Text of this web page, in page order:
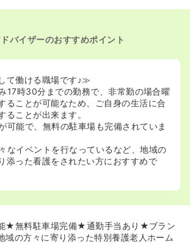
バイザーのおすすめポイント
て働ける職場です♪≫
17時30分までの勤務で、非常勤の場合曜
ることが可能なため、ご自身の生活に合
ることが出来ます。
可能で、無料の駐車場も完備されていま
なイベントを行なっているなど、地域の
添った看護をされたい方におすすめで
能★無料駐車場完備★通勤手当あり★ブラン
域の方々に寄り添った特別養護老人ホーム